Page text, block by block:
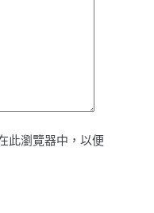
此瀏覽器中，以便